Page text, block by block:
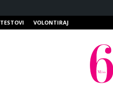
TESTOVI VOLONTIRAJ